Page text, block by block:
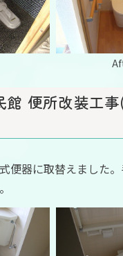
館 便所改装工
便器に取替えました